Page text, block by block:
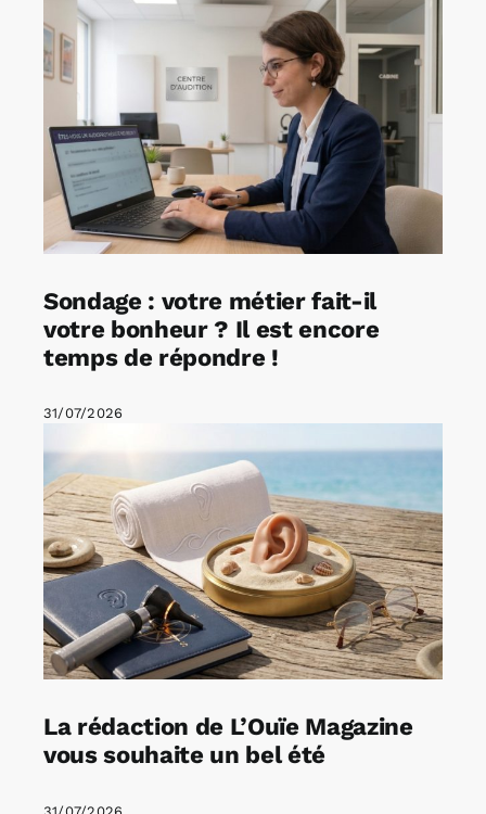
Sondage : votre métier fait-il
votre bonheur ? Il est encore
temps de répondre !
31/07/2026
La rédaction de L’Ouïe Magazine
vous souhaite un bel été